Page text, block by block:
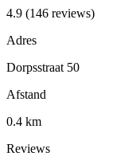
4.9 (146 reviews)
Adres
Dorpsstraat 50
Afstand
0.4 km
Reviews